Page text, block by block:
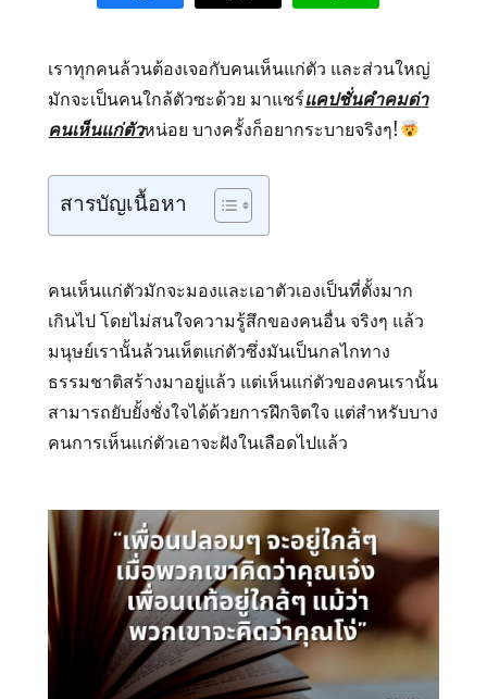
เราทุกคนล้วนต้องเจอกับคนเห็นแก่ตัว และส่วนใหญ่
มักจะเป็นคนใกล้ตัวซะด้วย มาแชร์แคปชั่นคำคมด่า
คนเห็นแก่ตัวหน่อย บางครั้งก็อยากระบายจริงๆ!
สารบัญเนื้อหา
คนเห็นแก่ตัวมักจะมองและเอาตัวเองเป็นที่ตั้งมาก
เกินไป โดยไม่สนใจความรู้สึกของคนอื่น จริงๆ แล้ว
มนุษย์เรานั้นล้วนเห็ตแก่ตัวซึ่งมันเป็นกลไกทาง
ธรรมชาติสร้างมาอยู่แล้ว แต่เห็นแก่ตัวของคนเรานั้น
สามารถยับยั้งชั่งใจได้ด้วยการฝึกจิตใจ แต่สำหรับบาง
คนการเห็นแก่ตัวเอาจะฝังในเลือดไปแล้ว